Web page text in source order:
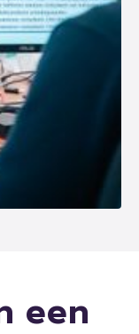
een